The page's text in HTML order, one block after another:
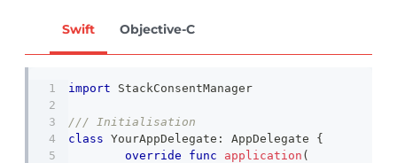
Swift Objective-C
import StackConsentManager
/// Initialisation
class YourAppDelegate : AppDelegate
{
override
func application (